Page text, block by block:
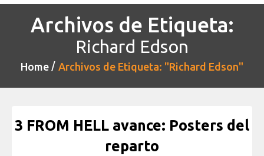
Archivos de Etiqueta:
Richard Edson
Home Archivos de Etiqueta: "Richard Edson"
3 FROM HELL avance: Posters del
reparto